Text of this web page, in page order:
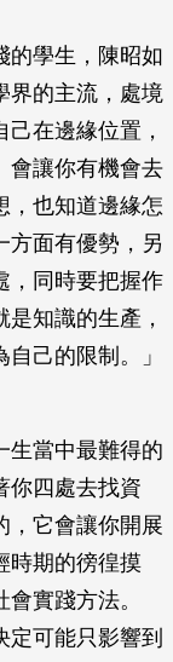
的學生，陳昭如
界的主流，處境
在邊緣位置，
會讓你有機會去
，也知道邊緣怎
方面有優勢，另
，同時要把握作
知識的生產，
己的限制。」
生當中最難得的
你四處去找資
，它會讓你開展
時期的徬徨摸
實踐方法。
定可能只影響到